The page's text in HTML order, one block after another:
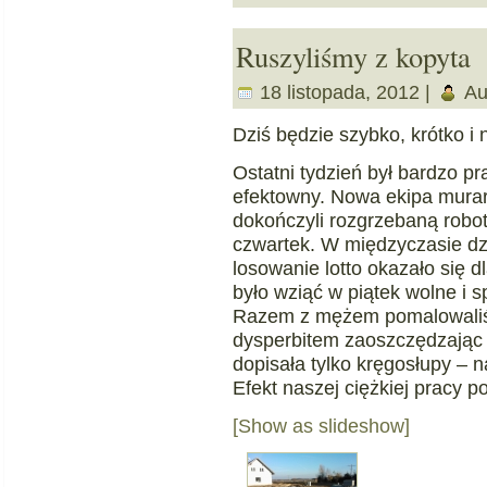
Ruszyliśmy z kopyta
18 listopada, 2012 |
Dziś będzie szybko, krótko i
Ostatni tydzień był bardzo
efektowny. Nowa ekipa
dokończyli rozgrzebaną
czwartek. W międzyczasie
losowanie lotto okazało się
było wziąć w piątek wolne i
Razem z mężem
dysperbitem
dopisała tylko kręgosłupy –
Efekt naszej ciężkiej pracy
[Show as slideshow]